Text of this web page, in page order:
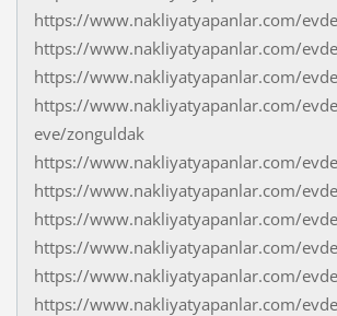
https://www.nakliyatyapanlar.com/
https://www.nakliyatyapanlar.com/
https://www.nakliyatyapanlar.com/
https://www.nakliyatyapanlar.com/
eve/zonguldak
https://www.nakliyatyapanlar.com/
https://www.nakliyatyapanlar.com/
https://www.nakliyatyapanlar.com/
https://www.nakliyatyapanlar.com/
https://www.nakliyatyapanlar.com/
https://www.nakliyatyapanlar.com/